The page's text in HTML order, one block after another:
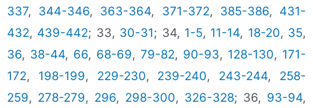
337, 344-346, 363-364, 371-372, 385-386, 431-
432, 439-442; 33, 30-31; 34, 1-5, 11-14, 18-20, 35,
36, 38-44, 66, 68-69, 79-82, 90-93, 128-130, 171-
172, 198-199, 229-230, 239-240, 243-244, 258-
259, 278-279, 296, 298-300, 326-328; 36, 93-94,